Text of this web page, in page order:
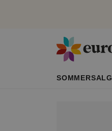
SOMMERSALG